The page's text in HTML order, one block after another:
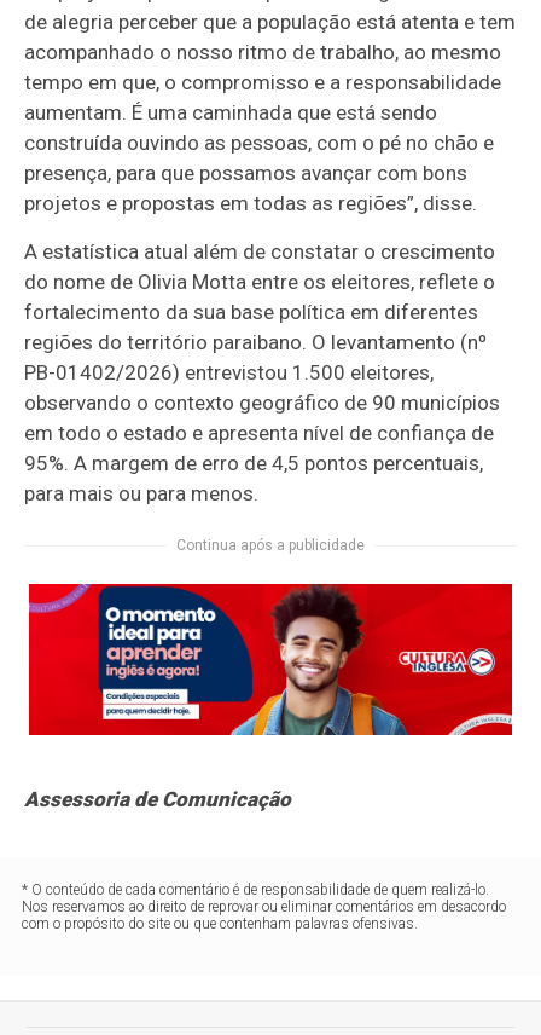
de alegria perceber que a população está atenta e tem
acompanhado o nosso ritmo de trabalho, ao mesmo
tempo em que, o compromisso e a responsabilidade
aumentam. É uma caminhada que está sendo
construída ouvindo as pessoas, com o pé no chão e
presença, para que possamos avançar com bons
projetos e propostas em todas as regiões”, disse.
A estatística atual além de constatar o crescimento
do nome de Olivia Motta entre os eleitores, reflete o
fortalecimento da sua base política em diferentes
regiões do território paraibano. O levantamento (nº
PB-01402/2026) entrevistou 1.500 eleitores,
observando o contexto geográfico de 90 municípios
em todo o estado e apresenta nível de confiança de
95%. A margem de erro de 4,5 pontos percentuais,
para mais ou para menos.
Continua após a publicidade
Assessoria de Comunicação
* O conteúdo de cada comentário é de responsabilidade de quem realizá-lo.
Nos reservamos ao direito de reprovar ou eliminar comentários em desacordo
com o propósito do site ou que contenham palavras ofensivas.